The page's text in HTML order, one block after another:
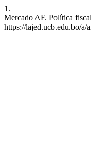
1.
Mercado AF. Política
https://lajed.ucb.edu.bo/a/